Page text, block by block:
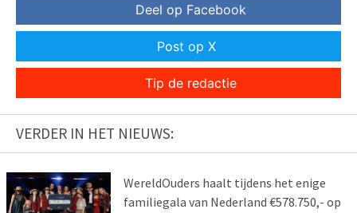
Deel op Facebook
Post op X
Tip de redactie
VERDER IN HET NIEUWS:
WereldOuders haalt tijdens het enige
familiegala van Nederland €578.750,- op